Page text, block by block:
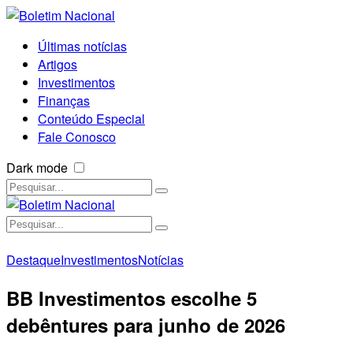
Últimas notícias
Artigos
Investimentos
Finanças
Conteúdo Especial
Fale Conosco
Dark mode
DestaqueInvestimentosNotícias
BB Investimentos escolhe 5
debêntures para junho de 2026